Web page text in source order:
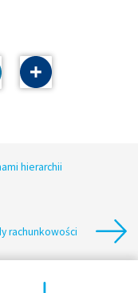
hierarchii
rachunkowości